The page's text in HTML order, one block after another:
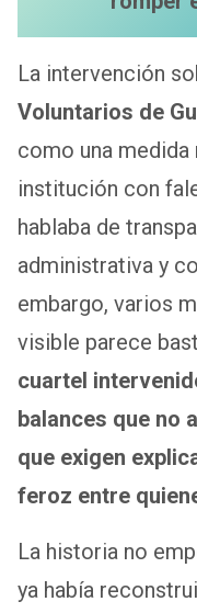
La intervención
Voluntarios de
como una medida
institución con
hablaba de
administrativa y
embargo, varios
visible parece
cuartel
balances que no
que exigen
feroz entre
La historia no
ya había